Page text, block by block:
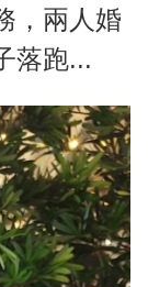
，兩人婚
落跑...